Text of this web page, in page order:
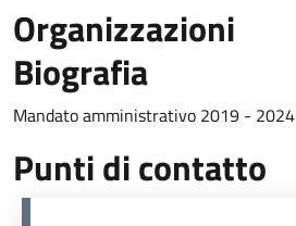
Organizzazioni
Biografia
Mandato amministrativo 2019 - 2024
Punti di contatto